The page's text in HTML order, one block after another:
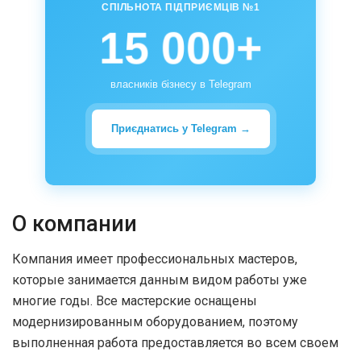
СПІЛЬНОТА ПІДПРИЄМЦІВ №1
15 000+
власників бізнесу в Telegram
Приєднатись у Telegram →
О компании
Компания имеет профессиональных мастеров,
которые занимается данным видом работы уже
многие годы. Все мастерские оснащены
модернизированным оборудованием, поэтому
выполненная работа предоставляется во всем своем